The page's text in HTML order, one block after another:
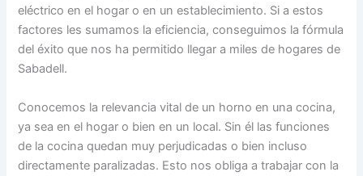
eléctrico en el hogar o en un establecimiento. Si a estos
factores les sumamos la eficiencia, conseguimos la fórmula
del éxito que nos ha permitido llegar a miles de hogares de
Sabadell.
Conocemos la relevancia vital de un horno en una cocina,
ya sea en el hogar o bien en un local. Sin él las funciones
de la cocina quedan muy perjudicadas o bien incluso
directamente paralizadas. Esto nos obliga a trabajar con la